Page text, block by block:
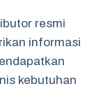
resmi
informasi
kebutuhan